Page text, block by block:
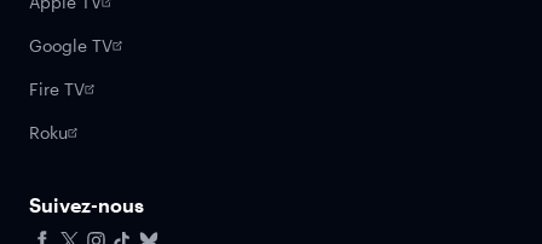
Google TV
Fire TV
Roku
Suivez-nous